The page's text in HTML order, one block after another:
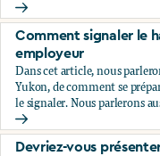
Comment décider de
Comment signaler le
employeur
Dans cet article, nous
Yukon, de comment se
le signaler. Nous parlerons
Comment signaler le
Devriez-vous